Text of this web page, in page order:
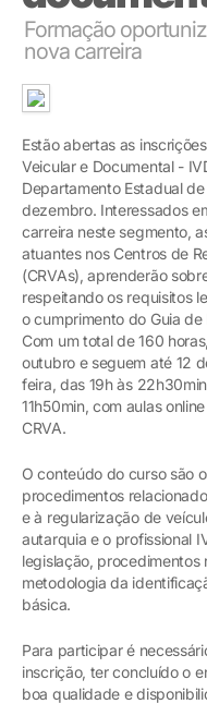
Formação
nova carreira
Estão abertas as
Veicular e Documental -
Departamento Estadual
dezembro. Interessados
carreira neste segmento,
atuantes nos Centros de
(CRVAs), aprenderão
respeitando os requisitos
o cumprimento do Guia
Com um total de 160
outubro e seguem até 12
feira, das 19h às
11h50min, com aulas
CRVA.
O conteúdo do curso são
procedimentos
e à regularização de
autarquia e o profissional
legislação, procedimentos
metodologia da
básica.
Para participar é
inscrição, ter concluído o
boa qualidade e